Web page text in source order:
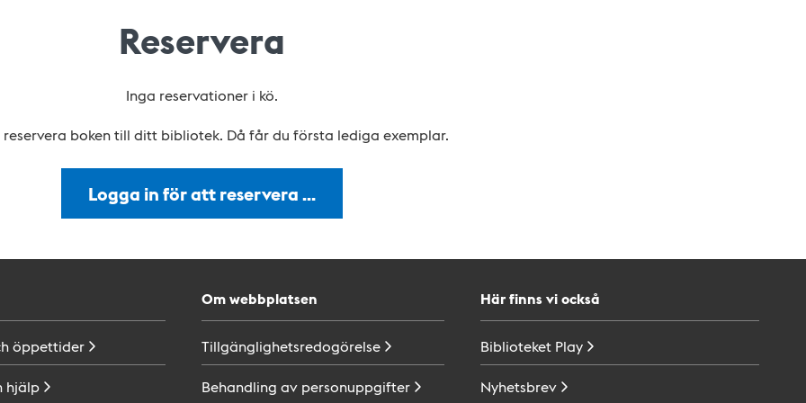
Reservera
Inga reservationer i kö.
reservera boken till ditt bibliotek. Då får du första lediga exemplar.
Logga in för att reservera …
öppettider
hjälp
Om webbplatsen
Tillgänglighetsredogörelse
Behandling av personuppgifter
Här finns vi också
Biblioteket Play
Nyhetsbrev